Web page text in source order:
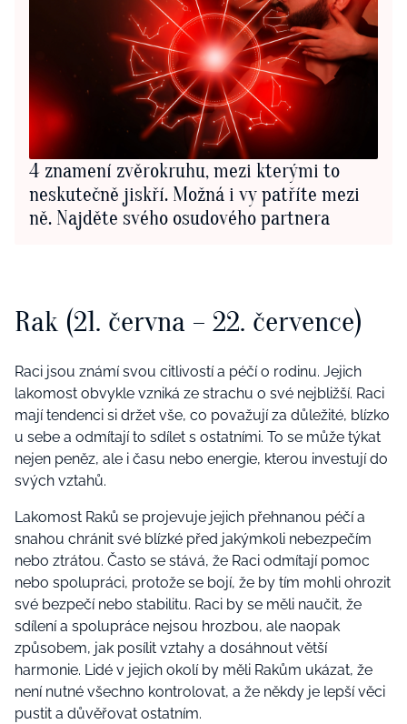
4 znamení zvěrokruhu, mezi kterými to
neskutečně jiskří. Možná i vy patříte mezi
ně. Najděte svého osudového partnera
Rak (21. června – 22. července)
Raci jsou známí svou citlivostí a péčí o rodinu. Jejich
lakomost obvykle vzniká ze strachu o své nejbližší. Raci
mají tendenci si držet vše, co považují za důležité, blízko
u sebe a odmítají to sdílet s ostatními. To se může týkat
nejen peněz, ale i času nebo energie, kterou investují do
svých vztahů.
Lakomost Raků se projevuje jejich přehnanou péčí a
snahou chránit své blízké před jakýmkoli nebezpečím
nebo ztrátou. Často se stává, že Raci odmítají pomoc
nebo spolupráci, protože se bojí, že by tím mohli ohrozit
své bezpečí nebo stabilitu. Raci by se měli naučit, že
sdílení a spolupráce nejsou hrozbou, ale naopak
způsobem, jak posílit vztahy a dosáhnout větší
harmonie. Lidé v jejich okolí by měli Rakům ukázat, že
není nutné všechno kontrolovat, a že někdy je lepší věci
pustit a důvěřovat ostatním.